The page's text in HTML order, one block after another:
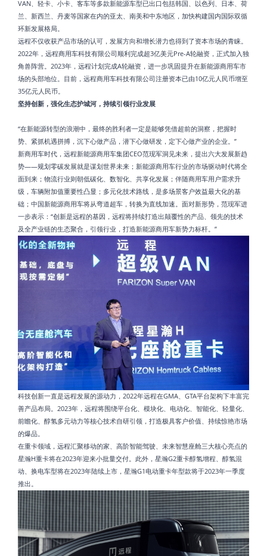
VAN、轻卡、小卡、客车等多款新能源车型已出口包括韩国、以色列、日本、荷
兰、新西兰、丹麦等国家在内的亚太、南美和中东地区，加快构建国内国际双循
环新发展格局。
远程不仅收获产品市场的认可，发展方向和增长潜力也得到了资本市场的青睐。
2022年，远程商用车科技有限公司顺利完成超3亿美元Pre-A轮融资，正式加入独
角兽阵营。2023年，远程计划完成A轮融资，进一步巩固提升在新能源商用车市
场的头部地位。目前，远程商用车科技有限公司注册资本已由10亿元人民币增至
35亿元人民币。
坚持创新，强化生态护城河，持续引领行业发展
“在新能源转型的浪潮中，最终的胜利者一定是能够凭借超前的洞察，把握时
势、紧抓机遇拼搏，沉下心做产品，潜下心做研发，定下心做产业的企业。”
新商用车时代，远程新能源商用车集团CEO范现军洞见未来，提出六大发展新趋
势——规划零碳发展就是谋划世界未来；新能源商用车行业的市场驱动时代将全
面到来；物流行业则朝低碳化、数智化、共享化发展；伴随商用车用户需求升
级，车辆附加值重要性凸显；多元化技术路线，是多场景客户效益最大化的基
础；中国新能源商用车将从弯道超车，转换为直线加速。面对新形势，范现军进
一步表示：“创新是远程的基因，远程将持续打造出颠覆性的产品、领先的技术
及全产业链的生态聚合，引领行业，打造新能源商用车新势力标杆。”
科技创新一直是远程发展的源动力，2022年远程在GMA、GTA平台架构下丰富完
善产品布局。2023年，远程将围绕平台化、模块化、电动化、智能化、轻量化、
前瞻化、醇氢多元动力等核心技术自研引领，打造极具客户价值、持续惊艳市场
的爆品。
在重卡领域，远程汇聚移动的家、高阶智能驾驶、未来智慧座舱三大核心亮点的
星瀚H重卡将在2023年迎来小批量交付。此外，星瀚G2重卡醇氢增程、醇氢混
动、换电车型将在2023年陆续上市，星瀚G1电动重卡年型款将于2023年一季度
推出。